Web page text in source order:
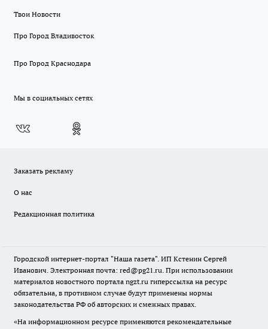
Твои Новости
Про Город Владивосток
Про Город Краснодара
Мы в социальных сетях
Заказать рекламу
О нас
Редакционная политика
Городской интернет-портал "Наша газета". ИП Кстенин Сергей
Иванович. Электронная почта: red@pg21.ru. При использовании
материалов новостного портала ngzt.ru гиперссылка на ресурс
обязательна, в противном случае будут применены нормы
законодательства РФ об авторских и смежных правах.
«На информационном ресурсе применяются рекомендательные